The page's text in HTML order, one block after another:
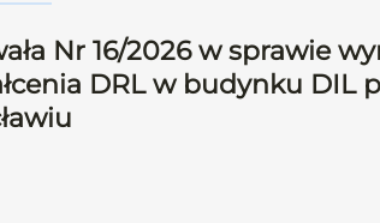
Nr 16/2026 w sprawie
DRL w budynku DIL